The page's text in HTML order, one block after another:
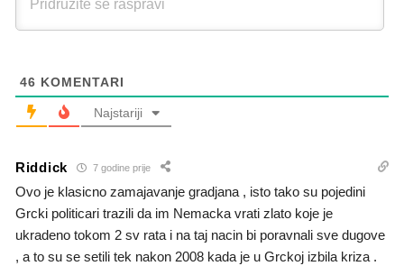
46 KOMENTARI
Najstariji
Riddick 7 godine prije
Ovo je klasicno zamajavanje gradjana , isto tako su pojedini
Grcki politicari trazili da im Nemacka vrati zlato koje je
ukradeno tokom 2 sv rata i na taj nacin bi poravnali sve dugove
, a to su se setili tek nakon 2008 kada je u Grckoj izbila kriza .